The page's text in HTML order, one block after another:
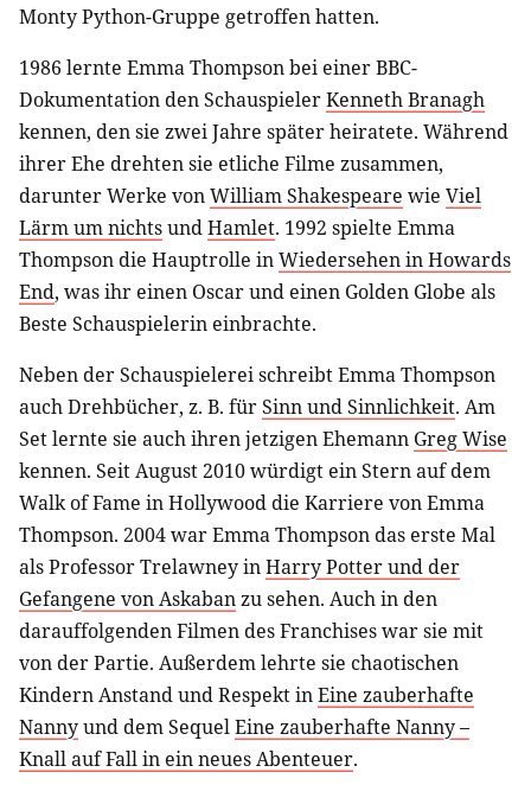
Monty Python-Gruppe getroffen hatten.
1986 lernte Emma Thompson bei einer BBC-
Dokumentation den SchauspielerKenneth Branagh
kennen, den sie zwei Jahre später heiratete. Während
ihrer Ehe drehten sie etliche Filme zusammen,
darunter Werke vonWilliam Shakespeare wie Viel
Lärm um nichtsundHamlet. 1992 spielte Emma
Thompson die Hauptrolle inWiedersehen in Howards
End, was ihr einen Oscar und einen Golden Globe als
Beste Schauspielerin einbrachte.
Neben der Schauspielerei schreibt Emma Thompson
auch Drehbücher, z. B. fürSinn und Sinnlichkeit. Am
Set lernte sie auch ihren jetzigen Ehemann Greg Wise
kennen. Seit August 2010 würdigt ein Stern auf dem
Walk of Fame in Hollywood die Karriere von Emma
Thompson. 2004 war Emma Thompson das erste Mal
als Professor Trelawney inHarry Potter und der
Gefangene von Askabanzu sehen. Auch in den
darauffolgenden Filmen des Franchises war sie mit
von der Partie. Außerdem lehrte sie chaotischen
Kindern Anstand und Respekt inEine zauberhafte
Nannyund dem SequelEine zauberhafte Nanny –
Knall auf Fall in ein neues Abenteuer.